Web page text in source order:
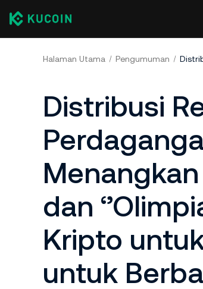
Halaman Utama Pengumuman
Distribusi
dan
Kripto
untuk